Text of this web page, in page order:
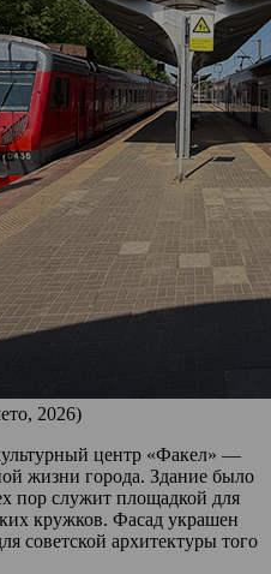
2026)
центр «Факел» —
жизни города. Здание было
пор служит площадкой для
кружков. Фасад украшен
советской архитектуры того